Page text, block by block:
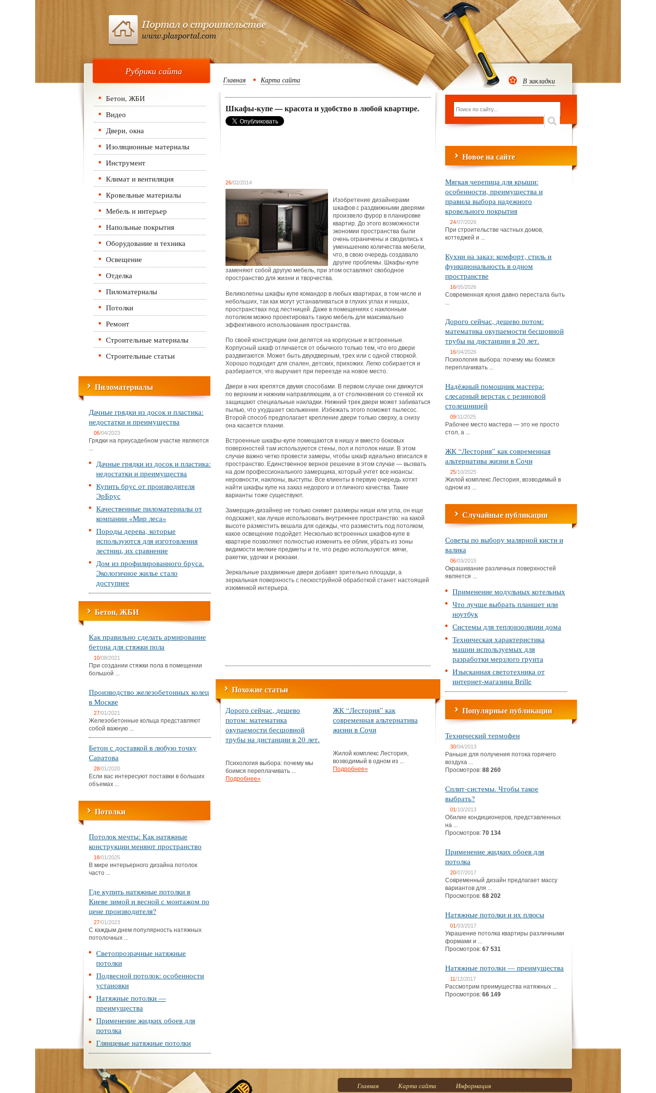
Рубрики сайта
Бетон, ЖБИ
Видео
Двери, окна
Изоляционные материалы
Инструмент
Климат и вентиляция
Кровельные материалы
Мебель и интерьер
Напольные покрытия
Оборудование и техника
Освещение
Отделка
Пиломатериалы
Потолки
Ремонт
Строительные материалы
Строительные статьи
Пиломатериалы
Дачные грядки из досок и пластика:
недостатки и преимущества
06/04/2023
Грядки на приусадебном участке являются
...
Дачные грядки из досок и пластика:
недостатки и преимущества
Купить брус от производителя
ЭрБрус
Качественные пиломатериалы от
компании «Мир леса»
Породы дерева, которые
используются для изготовления
лестниц, их сравнение
Дом из профилированного бруса.
Экологичное жилье стало
доступнее
Бетон, ЖБИ
Как правильно сделать армирование
бетона для стяжки пола
10/08/2021
При создании стяжки пола в помещении
большой ...
Производство железобетонных колец
в Москве
27/01/2021
Железобетонные кольца представляют
собой важную ...
Бетон с доставкой в любую точку
Саратова
28/01/2020
Если вас интересуют поставки в больших
объемах ...
Потолки
Потолок мечты: Как натяжные
конструкции меняют пространство
18/01/2025
В мире интерьерного дизайна потолок
часто ...
Где купить натяжные потолки в
Киеве зимой и весной с монтажом по
цене производителя?
27/01/2023
С каждым днем популярность натяжных
потолочных ...
Светопрозрачные натяжные
потолки
Подвесной потолок: особенности
установки
Натяжные потолки —
преимущества
Применение жидких обоев для
потолка
Глянцевые натяжные потолки
Главная Карта сайта
Шкафы-купе — красота и удобство в любой квартире.
26/02/2014
Изобретение дизайнерами
шкафов с раздвижными дверями
произвело фурор в планировке
квартир. До этого возможности
экономии пространства были
очень ограничены и сводились к
уменьшению количества мебели,
что, в свою очередь создавало
другие проблемы. Шкафы-купе
заменяют собой другую мебель, при этом оставляют свободное
пространство для жизни и творчества.
Великолепны шкафы купе командор в любых квартирах, в том числе и
небольших, так как могут устанавливаться в глухих углах и нишах,
пространствах под лестницей. Даже в помещениях с наклонным
потолком можно проектировать такую мебель для максимально
эффективного использования пространства.
По своей конструкции они делятся на корпусные и встроенные.
Корпусный шкаф отличается от обычного только тем, что его двери
раздвигаются. Может быть двухдверным, трех или с одной створкой.
Хорошо подходит для спален, детских, прихожих. Легко собирается и
разбирается, что выручает при переезде на новое место.
Двери в них крепятся двумя способами. В первом случае они движутся
по верхним и нижним направляющим, а от столкновения со стенкой их
защищают специальные накладки. Нижний трек двери может забиваться
пылью, что ухудшает скольжение. Избежать этого поможет пылесос.
Второй способ предполагает крепление двери только сверху, а снизу
она касается планки.
Встроенные шкафы-купе помещаются в нишу и вместо боковых
поверхностей там используются стены, пол и потолок ниши. В этом
случае важно четко провести замеры, чтобы шкаф идеально вписался в
пространство. Единственное верное решение в этом случае — вызвать
на дом профессионального замерщика, который учтет все нюансы:
неровности, наклоны, выступы. Все клиенты в первую очередь хотят
найти шкафы купе на заказ недорого и отличного качества. Такие
варианты тоже существуют.
Замерщик-дизайнер не только снимет размеры ниши или угла, он еще
подскажет, как лучше использовать внутреннее пространство: на какой
высоте разместить вешала для одежды, что разместить под потолком,
какое освещение подойдет. Несколько встроенных шкафов-купе в
квартире позволяют полностью изменить ее облик, убрать из зоны
видимости мелкие предметы и те, что редко используются: мячи,
ракетки, удочки и рюкзаки.
Зеркальные раздвижные двери добавят зрительно площади, а
зеркальная поверхность с пескоструйной обработкой станет настоящей
изюминкой интерьера.
Похожие статьи
Дорого сейчас, дешево
потом: математика
окупаемости бесшовной
трубы на дистанции в 20 лет.
Психология выбора: почему мы
боимся переплачивать ...
Подробнее»
ЖК “Лестория” как
современная альтернатива
жизни в Сочи
Жилой комплекс Лестория,
возводимый в одном из ...
Подробнее»
В закладки
Новое на сайте
Мягкая черепица для крыши:
особенности, преимущества и
правила выбора надежного
кровельного покрытия
24/07/2026
При строительстве частных домов,
коттеджей и ...
Кухни на заказ: комфорт, стиль и
функциональность в одном
пространстве
16/05/2026
Современная кухня давно перестала быть
...
Дорого сейчас, дешево потом:
математика окупаемости бесшовной
трубы на дистанции в 20 лет.
16/04/2026
Психология выбора: почему мы боимся
переплачивать ...
Надёжный помощник мастера:
слесарный верстак с резиновой
столешницей
09/11/2025
Рабочее место мастера — это не просто
стол, а ...
ЖК “Лестория” как современная
альтернатива жизни в Сочи
25/10/2025
Жилой комплекс Лестория, возводимый в
одном из ...
Случайные публикации
Советы по выбору малярной кисти и
валика
06/03/2015
Окрашивание различных поверхностей
является ...
Применение модульных котельных
Что лучше выбрать планшет или
ноутбук
Системы для теплоизоляции дома
Техническая характеристика
машин используемых для
разработки мерзлого грунта
Изысканная светотехника от
интернет-магазина Brille
Популярные публикации
Технический термофен
30/04/2013
Раньше для получения потока горячего
воздуха ...
Просмотров: 88 260
Сплит-системы. Чтобы такое
выбрать?
01/10/2013
Обилие кондиционеров, представленных
на ...
Просмотров: 70 134
Применение жидких обоев для
потолка
20/07/2017
Современный дизайн предлагает массу
вариантов для ...
Просмотров: 68 202
Натяжные потолки и их плюсы
01/03/2017
Украшение потолка квартиры различными
формами и ...
Просмотров: 67 531
Натяжные потолки — преимущества
11/12/2017
Рассмотрим преимущества натяжных ...
Просмотров: 66 149
Главная Карта сайта Информация